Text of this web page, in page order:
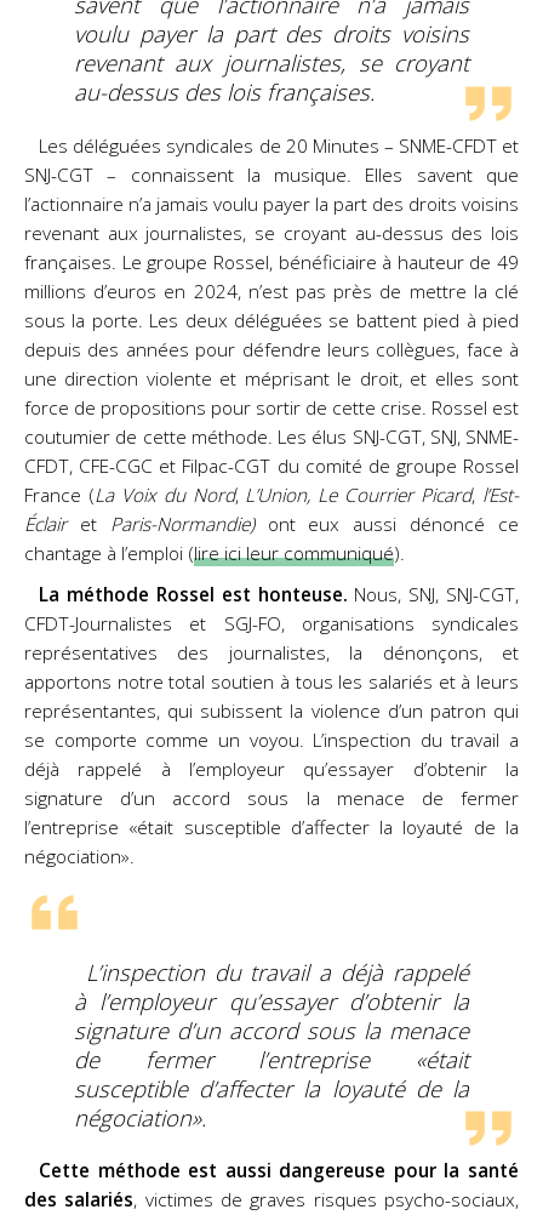
voulu payer la part des droits voisins
revenant aux journalistes, se croyant
au-dessus des lois françaises.
Les déléguées syndicales de 20 Minutes – SNME-CFDT et
SNJ-CGT – connaissent la musique. Elles savent que
l’actionnaire n’a jamais voulu payer la part des droits voisins
revenant aux journalistes, se croyant au-dessus des lois
françaises. Le groupe Rossel, bénéficiaire à hauteur de 49
millions d’euros en 2024, n’est pas près de mettre la clé
sous la porte. Les deux déléguées se battent pied à pied
depuis des années pour défendre leurs collègues, face à
une direction violente et méprisant le droit, et elles sont
force de propositions pour sortir de cette crise. Rossel est
coutumier de cette méthode. Les élus SNJ-CGT, SNJ, SNME-
CFDT, CFE-CGC et Filpac-CGT du comité de groupe Rossel
France (La Voix du Nord, L’Union, Le Courrier Picard, l’Est-
Éclairet Paris-Normandie)ont eux aussi dénoncé ce
chantage à l’emploi (lire ici leur communiqué).
La méthode Rossel est honteuse. Nous, SNJ, SNJ-CGT,
CFDT-Journalistes et SGJ-FO, organisations syndicales
représentatives des journalistes, la dénonçons, et
apportons notre total soutien à tous les salariés et à leurs
représentantes, qui subissent la violence d’un patron qui
se comporte comme un voyou. L’inspection du travail a
déjà rappelé à l’employeur qu’essayer d’obtenir la
signature d’un accord sous la menace de fermer
l’entreprise «était susceptible d’affecter la loyauté de la
négociation».
L’inspection du travail a déjà rappelé
à l’employeur qu’essayer d’obtenir la
signature d’un accord sous la menace
de fermer l’entreprise «était
susceptible d’affecter la loyauté de la
négociation».
Cette méthode est aussi dangereuse pour la santé
des salariés, victimes de graves risques psycho-sociaux,